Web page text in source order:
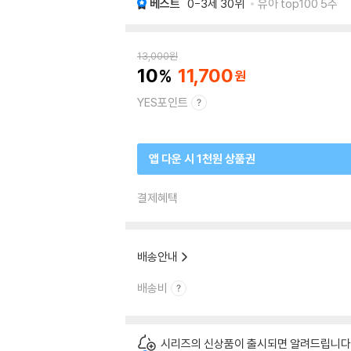
베스트 0-3세 30위 유아 top100 5주
13,000원
10 11,700
YES포인트
앱 다운 시 1천원 상품권
결제혜택
배송안내
배송비
시리즈의 신상품이 출시되면 알려드립니